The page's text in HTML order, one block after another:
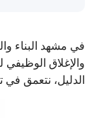
في مشهد البناء
والإغلاق
الدليل، نتعمق في